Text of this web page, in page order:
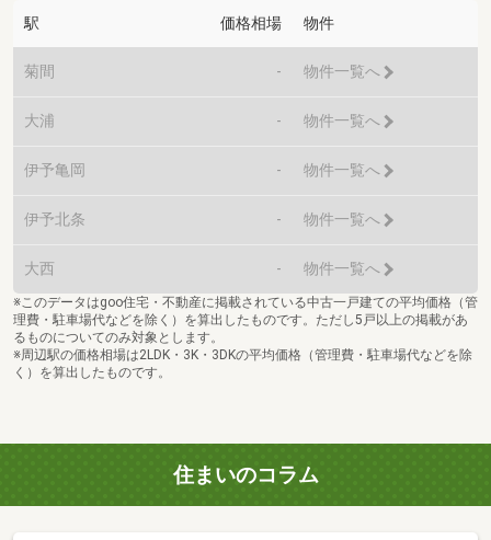
駅 価格相場 物件
菊間 - 物件一覧へ
大浦 - 物件一覧へ
伊予亀岡 - 物件一覧へ
伊予北条 - 物件一覧へ
大西 - 物件一覧へ
※このデータはgoo住宅・不動産に掲載されている中古一戸建ての平均価格（管
理費・駐車場代などを除く）を算出したものです。ただし5戸以上の掲載があ
るものについてのみ対象とします。
※周辺駅の価格相場は2LDK・3K・3DKの平均価格（管理費・駐車場代などを除
く）を算出したものです。
住まいのコラム